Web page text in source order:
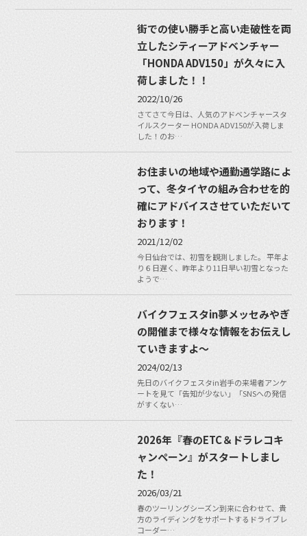
街での使い勝手と高い走破性を両
立したシティーアドベンチャー
「HONDA ADV150」が久々に入
荷しました！！
2022/10/26
さてさて今日は、人気のアドベンチャースタ
イルスクーター HONDA ADV150が入荷しま
した！のお…
お住まいの地域や通勤通学路によ
って、冬タイヤの組み合わせを的
確にアドバイスさせていただいて
おります！
2021/12/02
今日仙台では、初雪を観測しました。 平年よ
り６日遅く、昨年より11日早い初雪となった
ようで…
バイクフェスタin夢メッセみやぎ
の開催まで様々な情報をお伝えし
ていきますよ～
2024/02/13
先日のバイクフェスタin岩手の来場者アンケ
ートを見て「告知が少ない」「SNSへの発信
がすくない…
2026年『春のETC＆ドラレコキ
ャンペーン』がスタートしまし
た！
2026/03/21
春のツーリングシーズン到来に合わせて、貴
方のライディングをサポートするドライブレ
コーダー…